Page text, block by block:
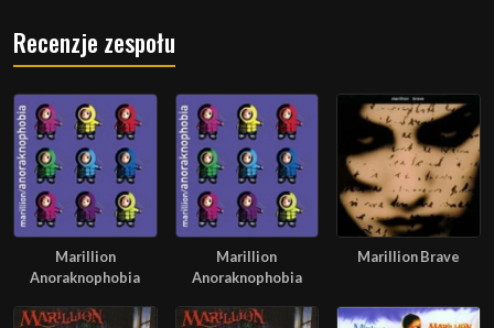
Recenzje zespołu
Marillion
Anoraknophobia
Marillion
Anoraknophobia
Marillion Brave